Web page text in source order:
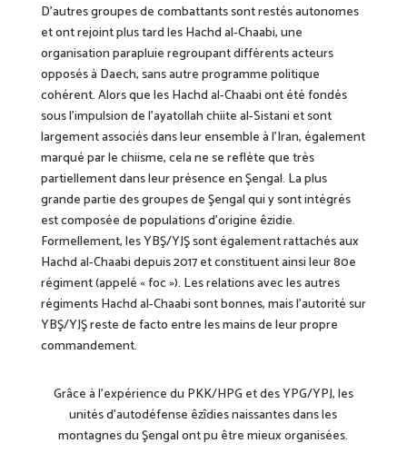
D’autres groupes de combattants sont restés autonomes
et ont rejoint plus tard les Hachd al-Chaabi, une
organisation parapluie regroupant différents acteurs
opposés à Daech, sans autre programme politique
cohérent. Alors que les Hachd al-Chaabi ont été fondés
sous l’impulsion de l’ayatollah chiite al-Sistani et sont
largement associés dans leur ensemble à l’Iran, également
marqué par le chiisme, cela ne se reflète que très
partiellement dans leur présence en Şengal. La plus
grande partie des groupes de Şengal qui y sont intégrés
est composée de populations d’origine êzidie.
Formellement, les YBŞ/YJŞ sont également rattachés aux
Hachd al-Chaabi depuis 2017 et constituent ainsi leur 80e
régiment (appelé « foc »). Les relations avec les autres
régiments Hachd al-Chaabi sont bonnes, mais l’autorité sur
YBŞ/YJŞ reste de facto entre les mains de leur propre
commandement.
Grâce à l’expérience du PKK/HPG et des YPG/YPJ, les
unités d’autodéfense êzîdies naissantes dans les
montagnes du Şengal ont pu être mieux organisées.